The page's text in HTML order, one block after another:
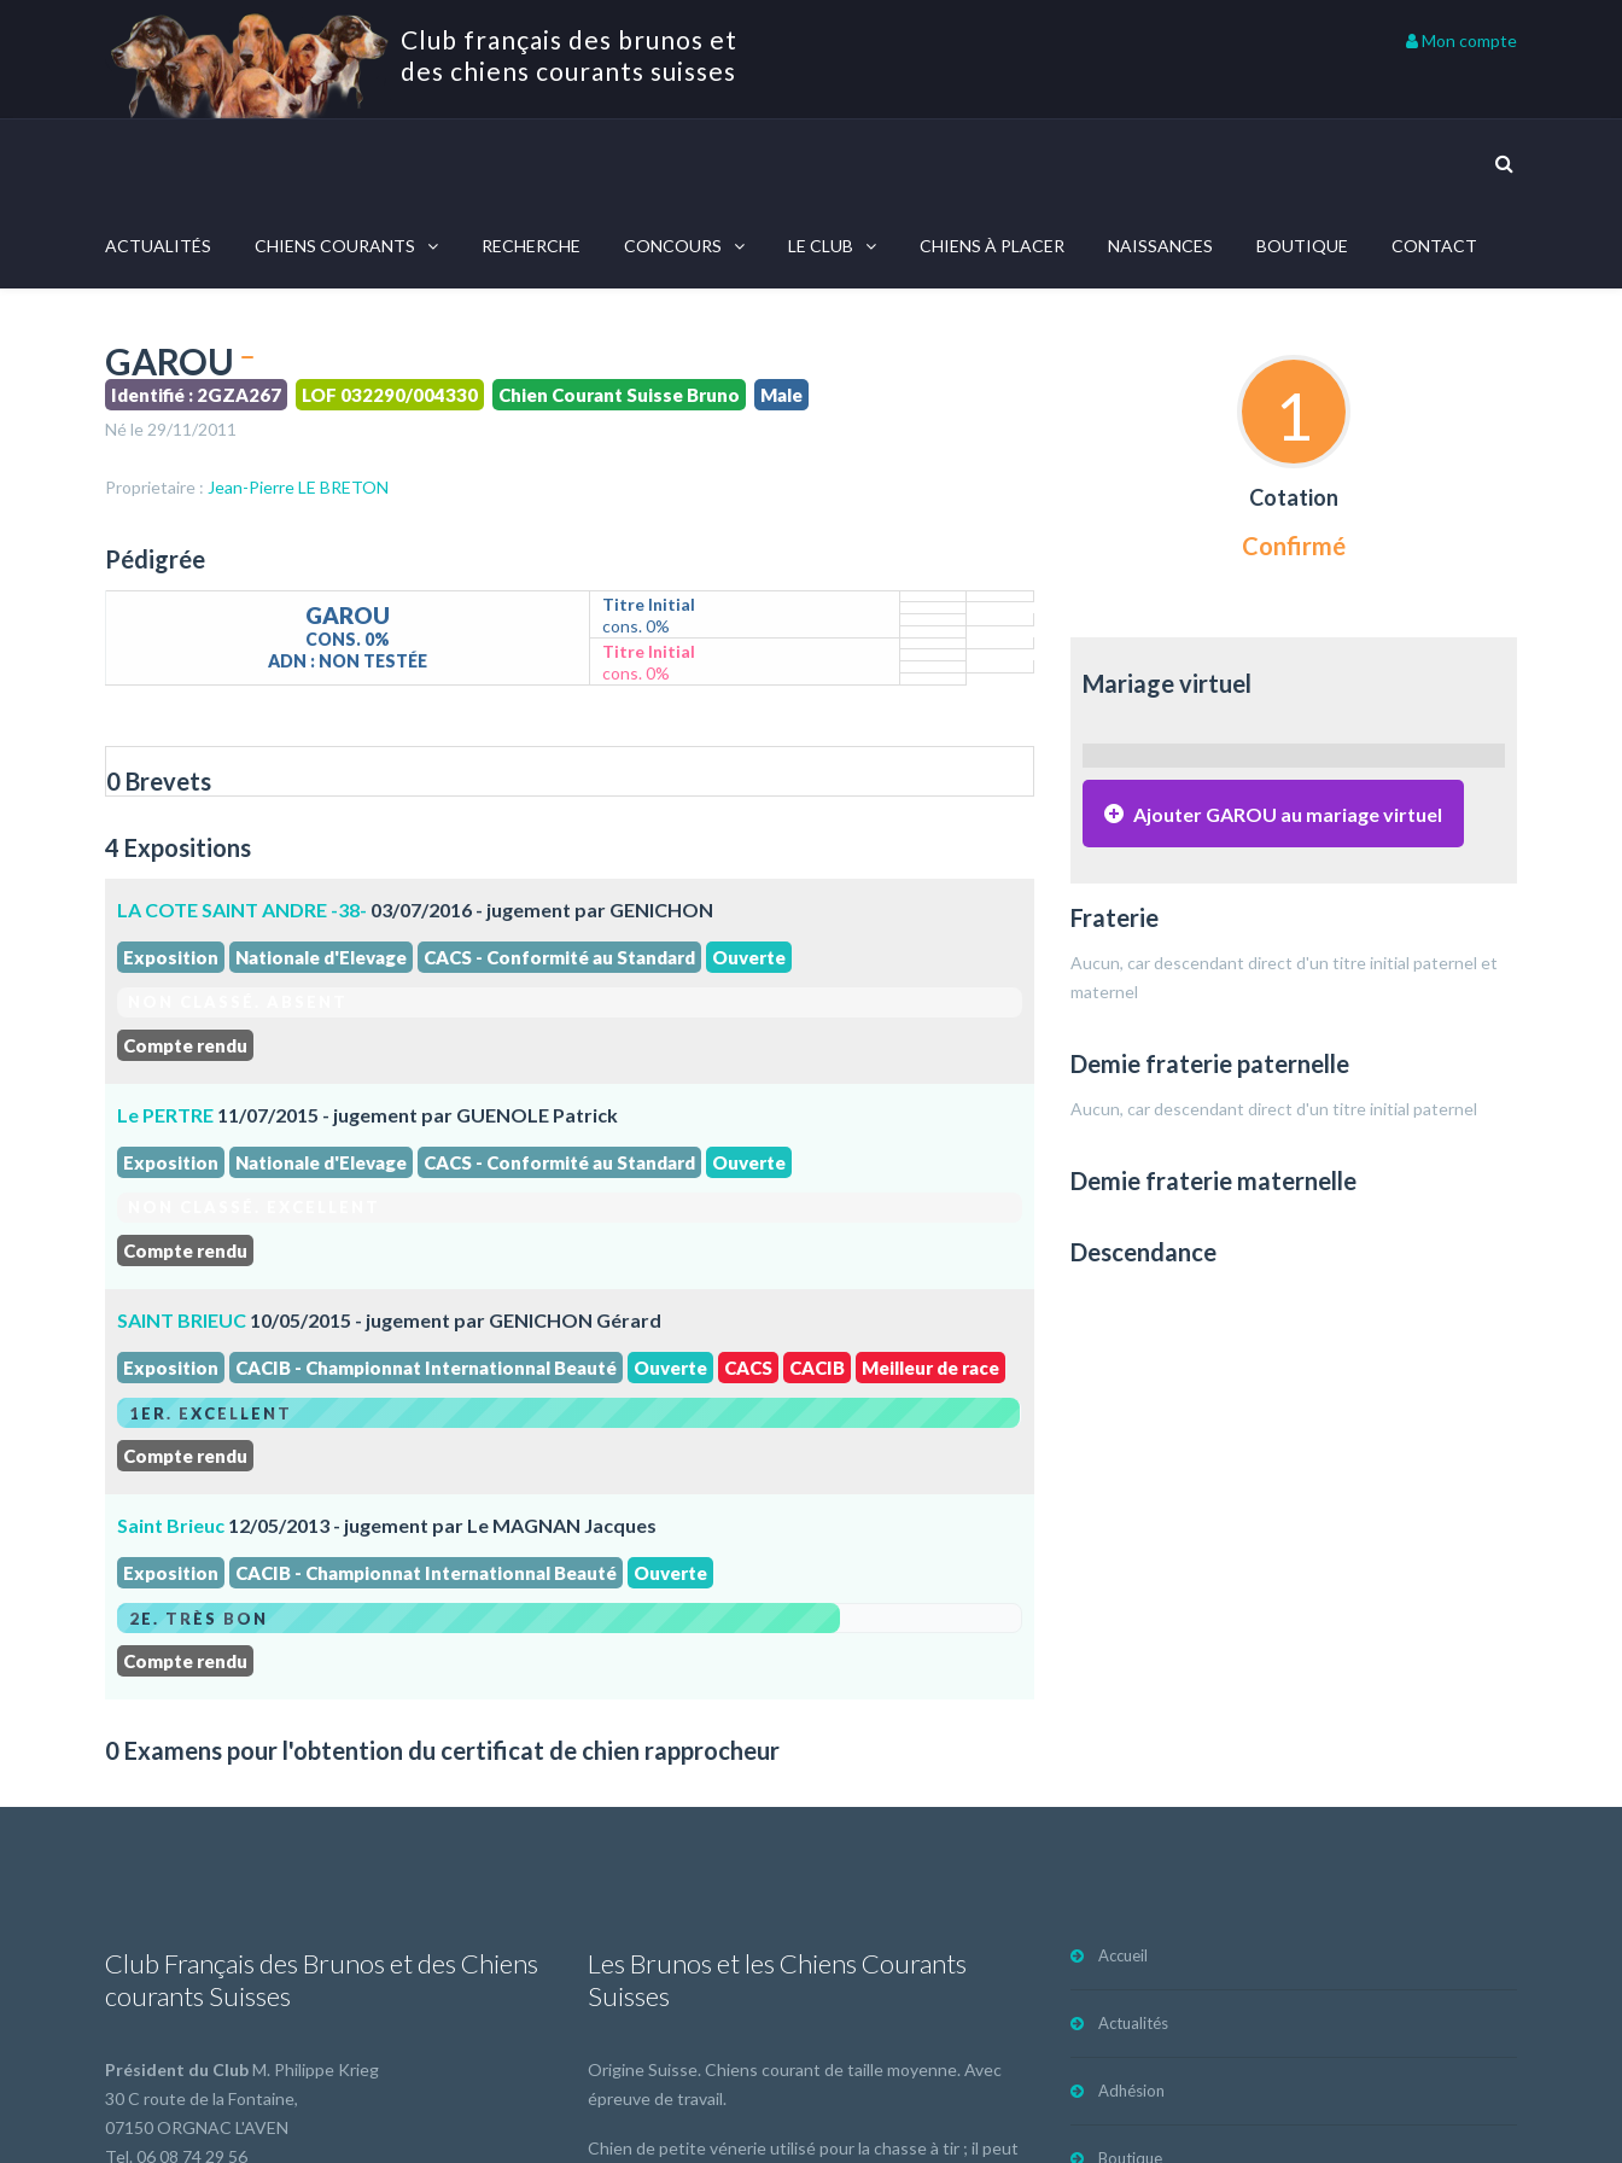
Club français des brunos et
des chiens courants suisses
Mon compte
ACTUALITÉS CHIENS COURANTS RECHERCHE CONCOURS LE CLUB CHIENS À PLACER NAISSANCES BOUTIQUE CONTACT
GAROU
Identifié : 2GZA267 LOF 032290/004330 Chien Courant Suisse Bruno Male
Né le 29/11/2011
Proprietaire : Jean-Pierre LE BRETON
Pédigrée
GAROU
CONS. 0%
ADN : NON TESTÉE
Titre Initial
cons. 0%
Titre Initial
cons. 0%
0 Brevets
4 Expositions
LA COTE SAINT ANDRE -38- 03/07/2016 - jugement par GENICHON
Exposition Nationale d'Elevage CACS - Conformité au Standard Ouverte
Compte rendu
Le PERTRE 11/07/2015 - jugement par GUENOLE Patrick
Exposition Nationale d'Elevage CACS - Conformité au Standard Ouverte
Compte rendu
SAINT BRIEUC 10/05/2015 - jugement par GENICHON Gérard
Exposition CACIB - Championnat Internationnal Beauté Ouverte CACS CACIB Meilleur de race
1ER. EXCELLENT
Compte rendu
Saint Brieuc 12/05/2013 - jugement par Le MAGNAN Jacques
Exposition CACIB - Championnat Internationnal Beauté Ouverte
2E. TRÈS BON
Compte rendu
0 Examens pour l'obtention du certificat de chien rapprocheur
1
Cotation
Confirmé
Mariage virtuel
Ajouter GAROU au mariage virtuel
Fraterie
Aucun, car descendant direct d'un titre initial paternel et
maternel
Demie fraterie paternelle
Aucun, car descendant direct d'un titre initial paternel
Demie fraterie maternelle
Descendance
Club Français des Brunos et des Chiens
courants Suisses
Président du ClubM. Philippe Krieg
30 C route de la Fontaine,
07150 ORGNAC L'AVEN
Tel. 06 08 74 29 56
Les Brunos et les Chiens Courants
Suisses
Origine Suisse. Chiens courant de taille moyenne. Avec
épreuve de travail.
Chien de petite vénerie utilisé pour la chasse à tir ; il peut
Accueil
Actualités
Adhésion
Boutique